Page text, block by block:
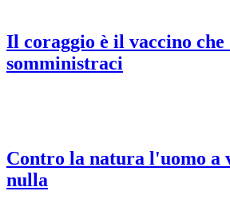
Il coraggio è il vaccino che
somministraci
Contro la natura l'uomo a
nulla